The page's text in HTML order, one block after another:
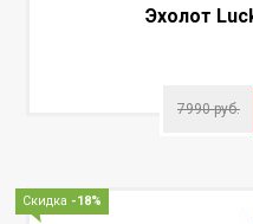
Эхолот
7990 руб.
Скидка -18%